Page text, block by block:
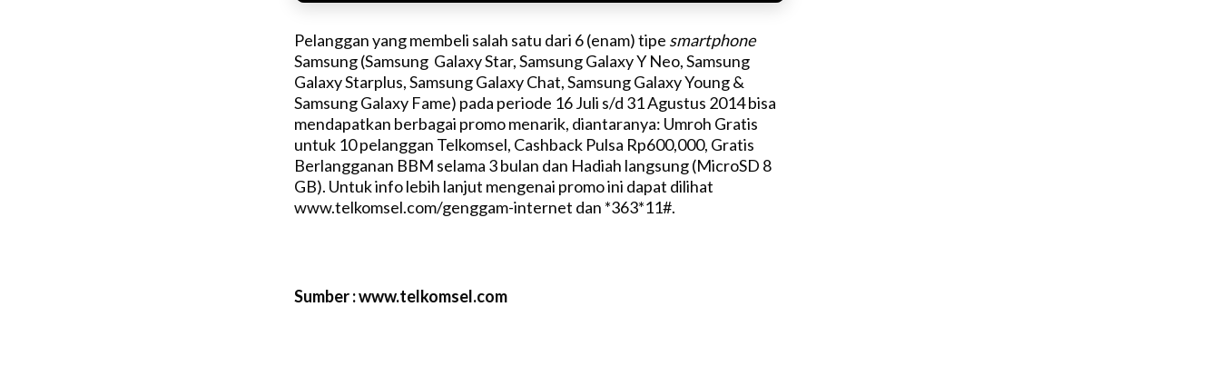
Pelanggan yang membeli salah satu dari 6 (enam) tipe smartphone
Samsung (Samsung Galaxy Star, Samsung Galaxy Y Neo, Samsung
Galaxy Starplus, Samsung Galaxy Chat, Samsung Galaxy Young &
Samsung Galaxy Fame) pada periode 16 Juli s/d 31 Agustus 2014 bisa
mendapatkan berbagai promo menarik, diantaranya: Umroh Gratis
untuk 10 pelanggan Telkomsel, Cashback Pulsa Rp600,000, Gratis
Berlangganan BBM selama 3 bulan dan Hadiah langsung (MicroSD 8
GB). Untuk info lebih lanjut mengenai promo ini dapat dilihat
www.telkomsel.com/genggam-internet dan *363*11#.
Sumber : www.telkomsel.com